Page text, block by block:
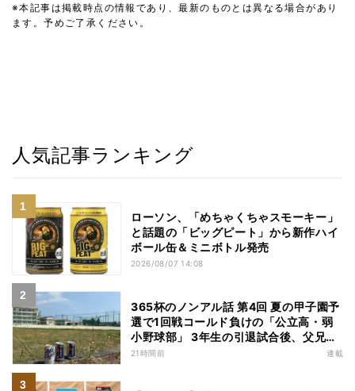
※本記事は掲載時点の情報であり、最新のものとは異なる場合があり
ます。予めご了承ください。
人気記事ランキング
ローソン、「めちゃくちゃスモーキー」
と話題の「ビッグピート」から新作ハイ
ボール缶＆ミニボトル発売
2026/08/07 14:08
365杯のノンアル話 第4回 夏の甲子園予
選で1回戦コールド負けの「公立高・弱
小野球部」 3年生の引退試合後、父兄
が“現場”で取り出したのは……
21時間前 連載